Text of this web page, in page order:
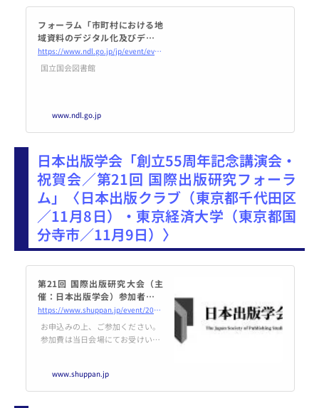
フォーラム「市町村における地
域資料のデジタル化及びデジタ
ルアーカイブ構築」｜国立国会
図書館―National Diet Library
https://www.ndl.go.jp/jp/event/events/20241018digi_info.html
国立国会図書館
www.ndl.go.jp
日本出版学会「創立55周年記念講演会・
祝賀会／第21回 国際出版研究フォーラ
ム」〈日本出版クラブ（東京都千代田区
／11月8日）・東京経済大学（東京都国
分寺市／11月9日）〉
第21回 国際出版研究大会（主
催：日本出版学会）参加者募集
のご案内（2024年11月8日、9日
開催） | 日本出版学会
https://www.shuppan.jp/event/2024/09/11/3097/
お申込みの上、ご参加ください。
参加費は当日会場にてお受けいた
賀会 １．日 時： 2024年11月8
日（金） 講演
www.shuppan.jp